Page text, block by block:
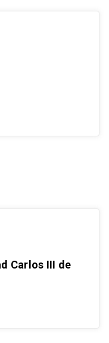
Carlos III de